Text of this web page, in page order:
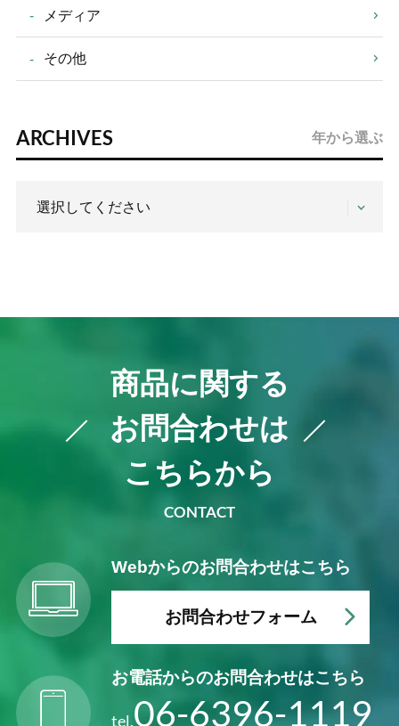
メディア
その他
ARCHIVES 年から選ぶ
商品に関する
お問合わせは
こちらから
CONTACT
Webからのお問合わせはこちら
お問合わせフォーム
お電話からのお問合わせはこちら
tel.06-6396-1119